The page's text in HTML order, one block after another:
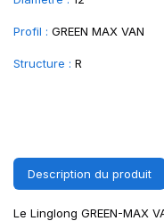
Profil : GREEN MAX VAN
Structure : R
Description du produit
Le Linglong GREEN-MAX